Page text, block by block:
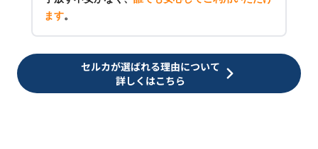
ます。
セルカが選ばれる理由について
詳しくはこちら